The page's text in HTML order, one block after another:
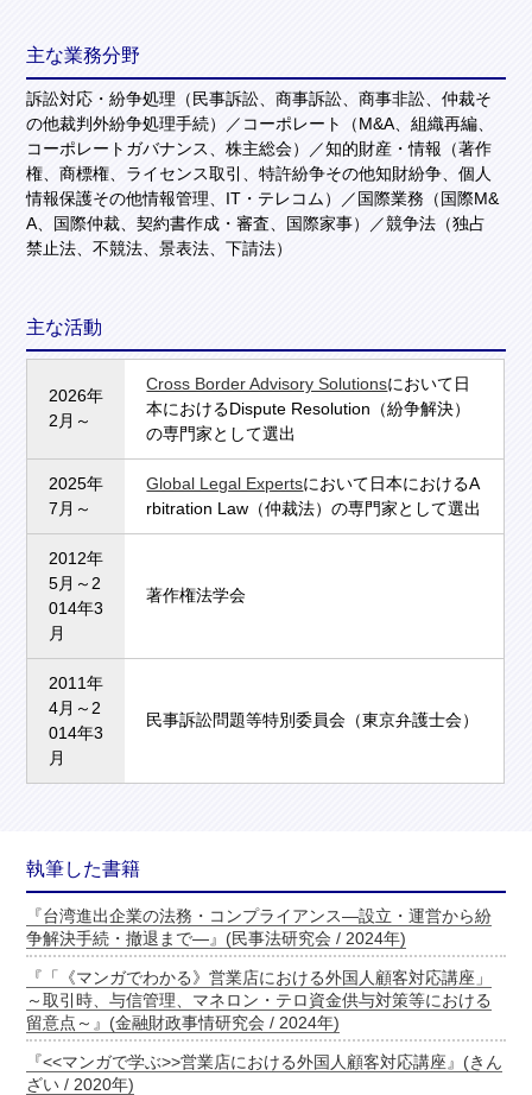
主な業務分野
訴訟対応・紛争処理（民事訴訟、商事訴訟、商事非訟、仲裁そ
の他裁判外紛争処理手続）／コーポレート（M&A、組織再編、
コーポレートガバナンス、株主総会）／知的財産・情報（著作
権、商標権、ライセンス取引、特許紛争その他知財紛争、個人
情報保護その他情報管理、IT・テレコム）／国際業務（国際M&
A、国際仲裁、契約書作成・審査、国際家事）／競争法（独占
禁止法、不競法、景表法、下請法）
主な活動
2026年
2月～
Cross Border Advisory Solutionsにおいて日
本におけるDispute Resolution（紛争解決）
の専門家として選出
2025年
7月～
Global Legal Expertsにおいて日本におけるA
rbitration Law（仲裁法）の専門家として選出
2012年
5月～2
014年3
月
著作権法学会
2011年
4月～2
014年3
月
民事訴訟問題等特別委員会（東京弁護士会）
執筆した書籍
『台湾進出企業の法務・コンプライアンス―設立・運営から紛
争解決手続・撤退まで―』(民事法研究会 / 2024年)
『「《マンガでわかる》営業店における外国人顧客対応講座」
～取引時、与信管理、マネロン・テロ資金供与対策等における
留意点～』(金融財政事情研究会 / 2024年)
『<<マンガで学ぶ>>営業店における外国人顧客対応講座』(きん
ざい / 2020年)